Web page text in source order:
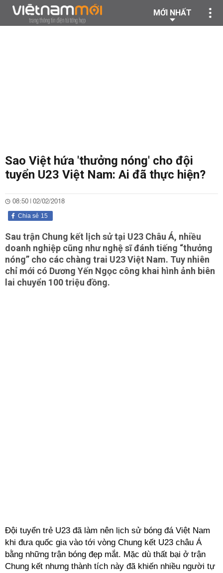
MỚI NHẤT
Sao Việt hứa 'thưởng nóng' cho đội
tuyển U23 Việt Nam: Ai đã thực hiện?
08:50 | 02/02/2018
15
Chia sẻ
Sau trận Chung kết lịch sử tại U23 Châu Á, nhiều
doanh nghiệp cũng như nghệ sĩ đánh tiếng “thưởng
nóng” cho các chàng trai U23 Việt Nam. Tuy nhiên
chỉ mới có Dương Yến Ngọc công khai hình ảnh biên
lai chuyển 100 triệu đồng.
Đội tuyển trẻ U23 đã làm nên lịch sử bóng đá Việt Nam
khi đưa quốc gia vào tới vòng Chung kết U23 châu Á
bằng những trận bóng đẹp mắt. Mặc dù thất bại ở trận
Chung kết nhưng thành tích này đã khiến nhiều người tự